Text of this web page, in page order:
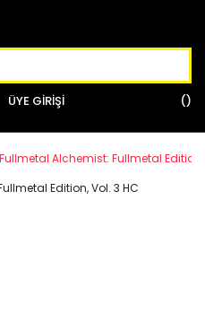
ÜYE GİRİŞİ
Fullmetal Alchemist: Fullmetal Edition,